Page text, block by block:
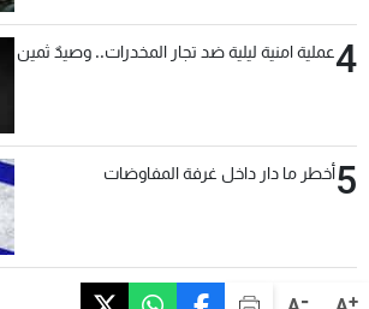
+
-
4عملية امنية ليلية ضد تجار المخدرات.. وصيدٌ ثمين
5أخطر ما دار داخل غرفة المفاوضات